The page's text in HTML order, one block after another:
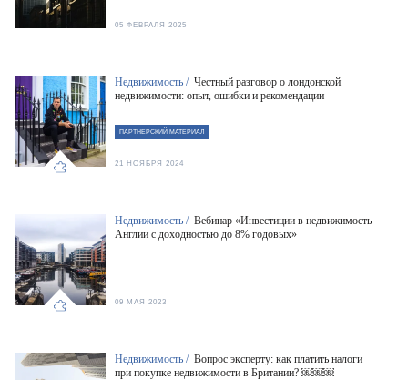
05 ФЕВРАЛЯ 2025
Недвижимость / Честный разговор о лондонской
недвижимости: опыт, ошибки и рекомендации
ПАРТНЕРСКИЙ МАТЕРИАЛ
21 НОЯБРЯ 2024
Недвижимость / Вебинар «Инвестиции в недвижимость
Англии с доходностью до 8% годовых»
09 МАЯ 2023
Недвижимость / Вопрос эксперту: как платить налоги
при покупке недвижимости в Британии? ￼￼￼